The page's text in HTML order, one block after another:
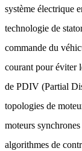
système électrique
technologie de
commande du
courant pour éviter
de PDIV (Partial
topologies de
moteurs
algorithmes de